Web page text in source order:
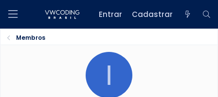
Entrar Cadastrar
Membros
I